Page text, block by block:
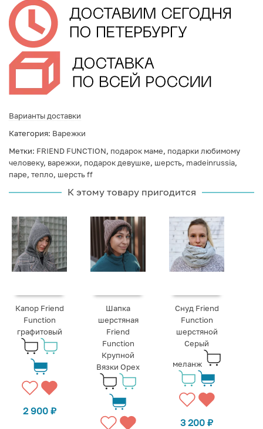
Варианты доставки
Категория: Варежки
Метки: FRIEND FUNCTION, подарок маме, подарки любимому
человеку, варежки, подарок девушке, шерсть, madeinrussia,
паре, тепло, шерсть ff
К этому товару пригодится
Капор Friend
Function
графитовый
2 900 ₽
Шапка
шерстяная
Friend
Function
Крупной
Вязки Орех
Снуд Friend
Function
шерстяной
Серый
меланж
3 200₽